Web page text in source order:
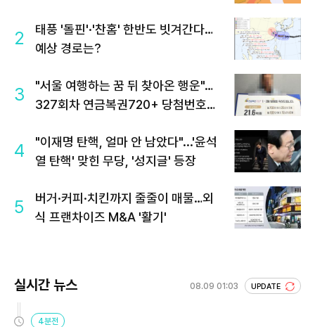
2
태풍 '돌핀'·'찬홈' 한반도 빗겨간다…
예상 경로는?
3
"서울 여행하는 꿈 뒤 찾아온 행운"…
327회차 연금복권720+ 당첨번호조
4
"이재명 탄핵, 얼마 안 남았다"...'윤석
열 탄핵' 맞힌 무당, '성지글' 등장
5
버거·커피·치킨까지 줄줄이 매물…외
식 프랜차이즈 M&A '활기'
실시간 뉴스 08.09 01:03 UPDATE
4분전